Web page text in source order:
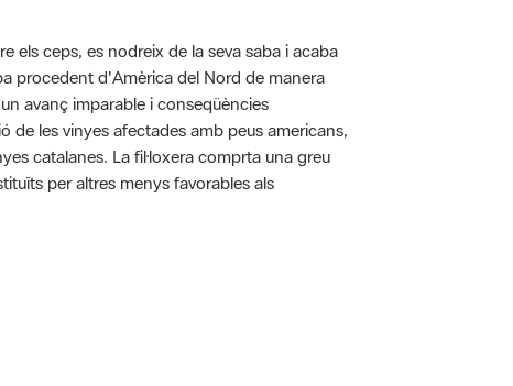
els ceps, es nodreix de la seva saba i acaba
procedent d'Amèrica del Nord de manera
avanç imparable i conseqüències
de les vinyes afectades amb peus americans,
catalanes. La fil·loxera comprta una greu
per altres menys favorables als